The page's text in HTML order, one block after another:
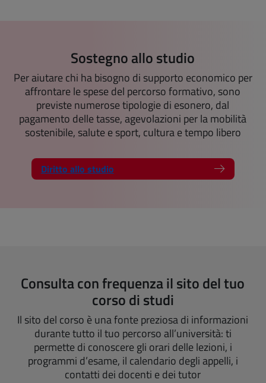
Sostegno allo studio
Per aiutare chi ha bisogno di supporto economico per
affrontare le spese del percorso formativo, sono
previste numerose tipologie di esonero, dal
pagamento delle tasse, agevolazioni per la mobilità
sostenibile, salute e sport, cultura e tempo libero
Diritto allo studio
Consulta con frequenza il sito del tuo
corso di studi
Il sito del corso è una fonte preziosa di informazioni
durante tutto il tuo percorso all’università: ti
permette di conoscere gli orari delle lezioni, i
programmi d’esame, il calendario degli appelli, i
contatti dei docenti e dei tutor